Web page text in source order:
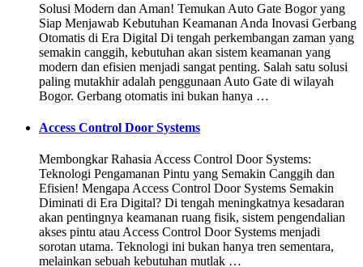
Solusi Modern dan Aman! Temukan Auto Gate Bogor yang
Siap Menjawab Kebutuhan Keamanan Anda Inovasi Gerbang
Otomatis di Era Digital Di tengah perkembangan zaman yang
semakin canggih, kebutuhan akan sistem keamanan yang
modern dan efisien menjadi sangat penting. Salah satu solusi
paling mutakhir adalah penggunaan Auto Gate di wilayah
Bogor. Gerbang otomatis ini bukan hanya …
Access Control Door Systems
Membongkar Rahasia Access Control Door Systems:
Teknologi Pengamanan Pintu yang Semakin Canggih dan
Efisien! Mengapa Access Control Door Systems Semakin
Diminati di Era Digital? Di tengah meningkatnya kesadaran
akan pentingnya keamanan ruang fisik, sistem pengendalian
akses pintu atau Access Control Door Systems menjadi
sorotan utama. Teknologi ini bukan hanya tren sementara,
melainkan sebuah kebutuhan mutlak …